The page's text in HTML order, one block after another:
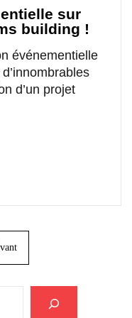
sur
building !
événementielle
d’un projet